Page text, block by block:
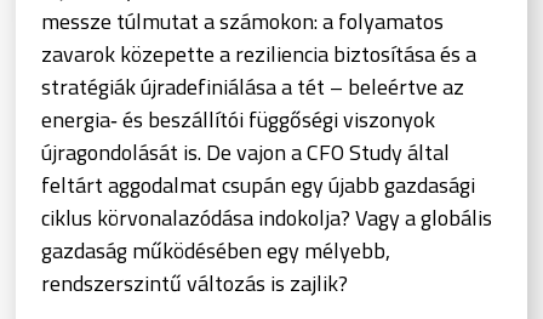
messze túlmutat a számokon: a folyamatos
zavarok közepette a reziliencia biztosítása és a
stratégiák újradefiniálása a tét – beleértve az
energia‑ és beszállítói függőségi viszonyok
újragondolását is. De vajon a CFO Study által
feltárt aggodalmat csupán egy újabb gazdasági
ciklus körvonalazódása indokolja? Vagy a globális
gazdaság működésében egy mélyebb,
rendszerszintű változás is zajlik?